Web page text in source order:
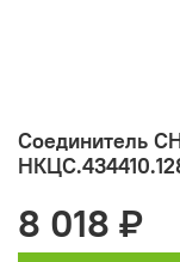
Соединитель
8 018 ₽